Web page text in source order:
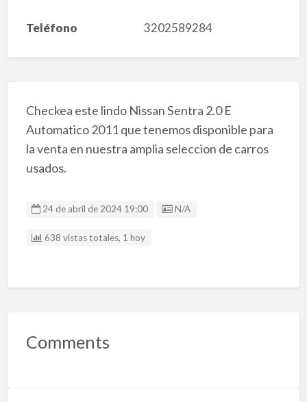
Teléfono 3202589284
Checkea este lindo Nissan Sentra 2.0 E
Automatico 2011 que tenemos disponible para
la venta en nuestra amplia seleccion de carros
usados.
24 de abril de 2024 19:00 Listing ID
N/A
638 vistas totales, 1 hoy
Comments